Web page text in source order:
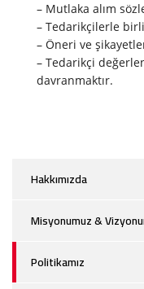
– Mutlaka alım
– Tedarikçilerle
– Öneri ve
– Tedarikçi
davranmaktır.
Hakkımızda
Misyonumuz &
Politikamız